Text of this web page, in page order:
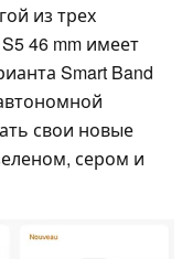
из трех
46 mm имеет
Smart Band
свои новые
сером и